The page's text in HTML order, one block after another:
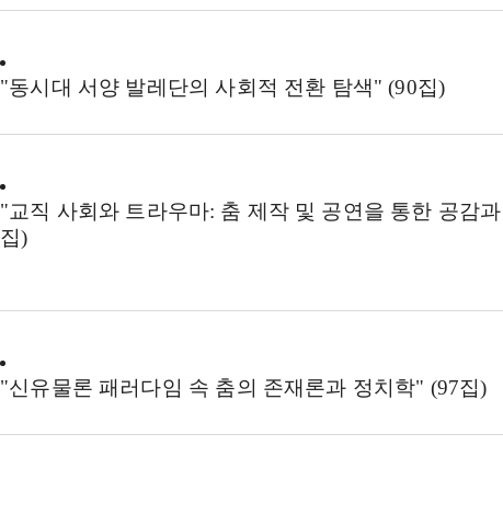
"동시대 서양 발레단의 사회적 전환 탐색" (90집)
"교직 사회와 트라우마: 춤 제작 및 공연을 통한 공감
집)
"신유물론 패러다임 속 춤의 존재론과 정치학" (97집)